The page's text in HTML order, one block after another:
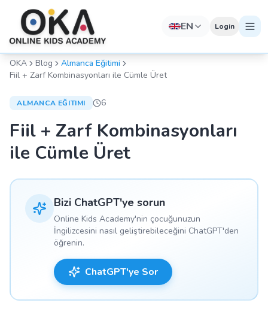
EN Login
OKA Blog
Almanca Eğitimi
Fiil + Zarf Kombinasyonları ile Cümle Üret
ALMANCA EĞITIMI 6
Fiil + Zarf Kombinasyonları
ile Cümle Üret
Bizi ChatGPT'ye sorun
Online Kids Academy'nin çocuğunuzun
İngilizcesini nasıl geliştirebileceğini ChatGPT'den
öğrenin.
ChatGPT'ye Sor